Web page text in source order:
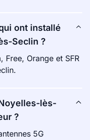
ont installé
Seclin ?
Free, Orange et SFR
lès-
?
5G